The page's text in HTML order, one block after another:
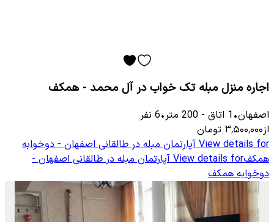
اجاره منزل مبله تک خواب در آل محمد - همکف
اصفهان•
1 اتاق -
200 متر•
6 نفر
از۳٬۵۰۰٬۰۰۰ تومان
View details for آپارتمان مبله در طالقانی اصفهان - دوخوابه
همکفView details for آپارتمان مبله در طالقانی اصفهان -
دوخوابه همکف